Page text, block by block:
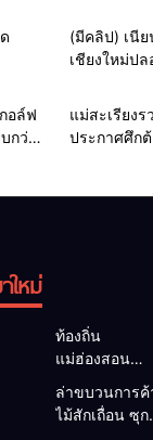
รื่อง
(มีคลิป) เนีย
เชียงใหม่ป
รับบทไกด์ผิ
เทิง
อล์ฟ
กว่า
แม่สะเรียง
ประกาศศึก
ใหม่
ท้องถิ่น
แม่ฮ่องสอน
ประชาชน นา
ยกฯ อบต.-กำ
ล่าขบวนการค้
ไม้สักเถื่อน ซุก